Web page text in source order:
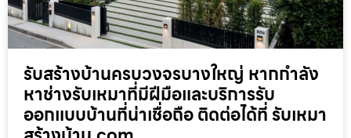
รับสร้างบ้านครบวงจรบางใหญ่ หากกำลัง
หาช่างรับเหมาที่มีฝีมือและบริการรับ
ออกแบบบ้านที่น่าเชื่อถือ ติดต่อได้ที่ รับเหมา